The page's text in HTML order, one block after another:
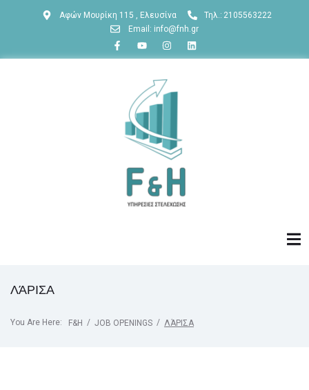
Αφών Μουρίκη 115 , Ελευσίνα Τηλ.: 2105563222
Email: info@fnh.gr
ΛΆΡΙΣΑ
You Are Here: F&H / JOB OPENINGS / ΛΆΡΙΣΑ